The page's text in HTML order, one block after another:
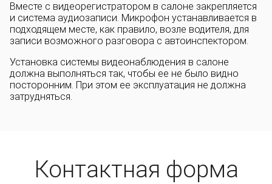
Вместе с видеорегистратором в салоне закрепляется
и система аудиозаписи. Микрофон устанавливается в
подходящем месте, как правило, возле водителя, для
записи возможного разговора с автоинспектором.
Установка системы видеонаблюдения в салоне
должна выполняться так, чтобы ее не было видно
посторонним. При этом ее эксплуатация не должна
затрудняться.
Контактная форма